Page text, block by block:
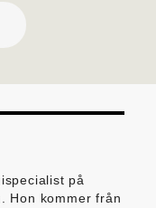
på
Hon kommer från